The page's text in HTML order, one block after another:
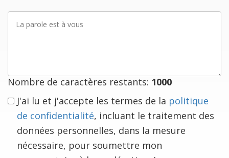
parole
Nombre de caractères restants: 1000
J'ai lu et j'accepte les termes de la politique
de confidentialité, incluant le traitement des
données personnelles, dans la mesure
nécessaire, pour soumettre mon